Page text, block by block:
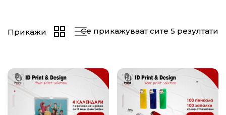
Се прикажуваат сите 5 резултати
Прикажи